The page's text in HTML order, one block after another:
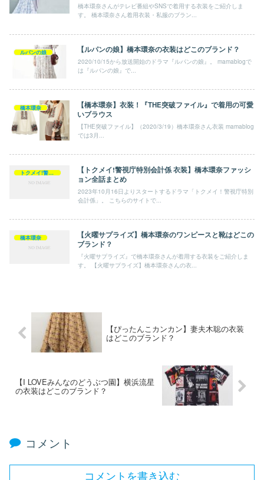
橋本環奈さんがテレビ番組やSNSで着用する衣装をご紹介しま
す。 橋本環奈さん着用衣装・私服のブラン...
ルパンの娘 【ルパンの娘】橋本環奈の衣装はどこのブランド？
2020/10/15から放送開始のドラマ『ルパンの娘』。 mamablogで
は『ルパンの娘』で...
橋本環奈
【橋本環奈】衣装！『THE突破ファイル』で着用の可愛
いブラウス
【THE突破ファイル】（2020/3/19）橋本環奈さん衣装 mamablog
では3月...
トクメイ!警視庁特別会計係
【トクメイ!警視庁特別会計係 衣装】橋本環奈ファッシ
ョン全話まとめ
2023年10月16日よりスタートするドラマ「トクメイ！警視庁特別
会計係」。 こちらのサイトで...
橋本環奈
【火曜サプライズ】橋本環奈のワンピースと靴はどこの
ブランド？
『火曜サプライズ』で橋本環奈さんが着用する衣装をご紹介しま
す。 【火曜サプライズ】橋本環奈さんの衣...
【ぴったんこカンカン】妻夫木聡の衣装
はどこのブランド？
【I LOVEみんなのどうぶつ園】横浜流星
の衣装はどこのブランド？
コメント
コメントを書き込む